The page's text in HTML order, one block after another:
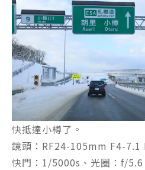
快抵達小樽了。
鏡頭：RF24-105mm F4-7.1
快門：1/5000s、光圈：f/